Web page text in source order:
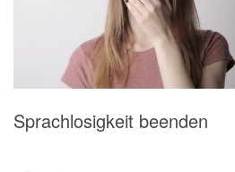
Sprachlosigkeit beenden